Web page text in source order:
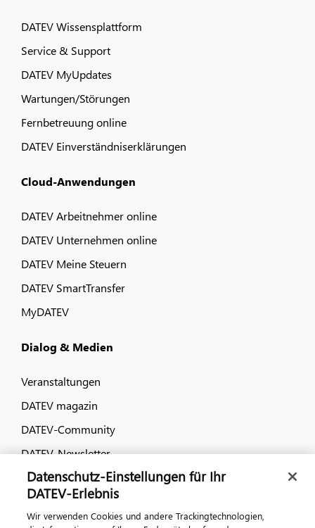
DATEV Wissensplattform
Service & Support
DATEV MyUpdates
Wartungen/Störungen
Fernbetreuung online
DATEV Einverständniserklärungen
Cloud-Anwendungen
DATEV Arbeitnehmer online
DATEV Unternehmen online
DATEV Meine Steuern
DATEV SmartTransfer
MyDATEV
Dialog & Medien
Veranstaltungen
DATEV magazin
DATEV-Community
DATEV-Newsletter
Kontaktieren Sie uns
Datenschutz-Einstellungen für Ihr
DATEV-Erlebnis
Wir verwenden Cookies und andere Trackingtechnologien,